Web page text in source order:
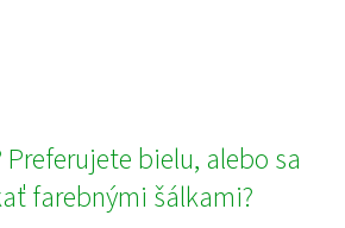
bielu, alebo sa
farebnými šálkami?